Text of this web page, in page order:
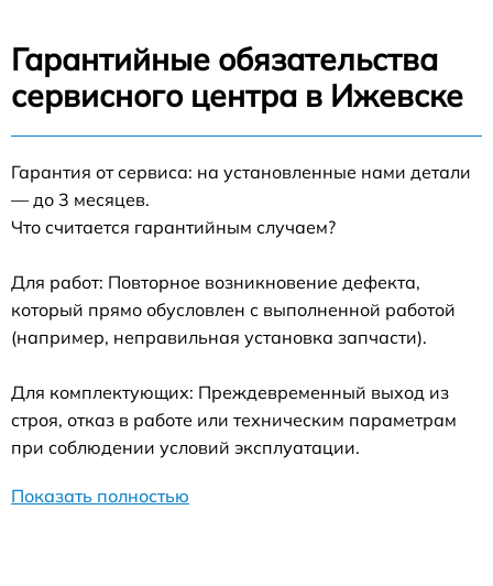
Гарантийные обязательства
сервисного центра в Ижевске
Гарантия от сервиса: на установленные нами детали
— до 3 месяцев.
Что считается гарантийным случаем?
Для работ: Повторное возникновение дефекта,
который прямо обусловлен с выполненной работой
(например, неправильная установка запчасти).
Для комплектующих: Преждевременный выход из
строя, отказ в работе или техническим параметрам
при соблюдении условий эксплуатации.
Показать полностью